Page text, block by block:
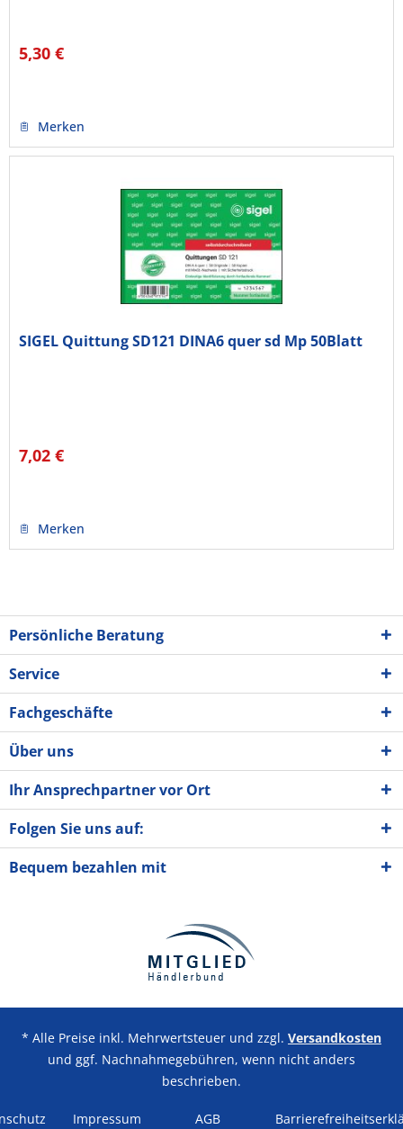
5,30 €
Merken
SIGEL Quittung SD121 DINA6 quer sd Mp 50Blatt
7,02 €
Merken
Persönliche Beratung
Service
Fachgeschäfte
Über uns
Ihr Ansprechpartner vor Ort
Folgen Sie uns auf:
Bequem bezahlen mit
* Alle Preise inkl. Mehrwertsteuer und zzgl. Versandkosten
und ggf. Nachnahmegebühren, wenn nicht anders
beschrieben.
Impressum
AGB